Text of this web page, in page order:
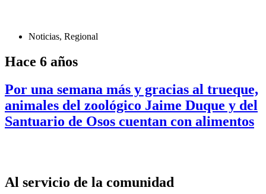
Noticias, Regional
Hace 6 años
Por una semana más y gracias al trueque,
animales del zoológico Jaime Duque y del
Santuario de Osos cuentan con alimentos
Al servicio de la comunidad